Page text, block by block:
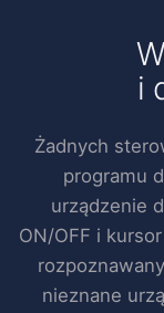
i
Żadnych
programu
urządzenie
ON/OFF i
nieznane